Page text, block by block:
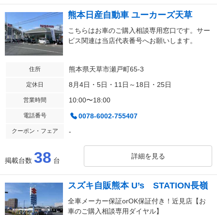
熊本日産自動車 ユーカーズ天草
こちらはお車のご購入相談専用窓口です。サー
ビス関連は当店代表番号へお願いします。
住所 熊本県天草市瀬戸町65-3
定休日 8月4日・5日・11日～18日・25日
営業時間 10:00〜18:00
電話番号 0078-6002-755407
クーポン・フェア -
掲載台数 38 台
詳細を見る
スズキ自販熊本 U’s STATION長嶺
全車メーカー保証orOK保証付き！近見店【お
車のご購入相談専用ダイヤル】